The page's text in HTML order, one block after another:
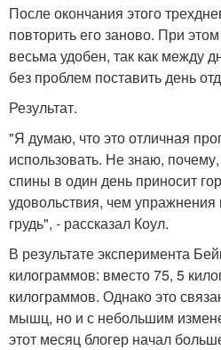
После окончания этого
повторить его заново. При
весьма удобен, так как между
без проблем поставить день
Результат.
"Я думаю, что это отличная
использовать. Не знаю,
спины в один день приносит
удовольствия, чем
грудь", - рассказал Коул.
В результате эксперимента
килограммов: вместо 75, 5
килограммов. Однако это
мышц, но и с небольшим
этот месяц блогер начал